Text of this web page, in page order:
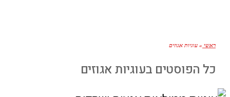
ראשי » עוגיות אגוזים
כל הפוסטים בעוגיות אגוזים